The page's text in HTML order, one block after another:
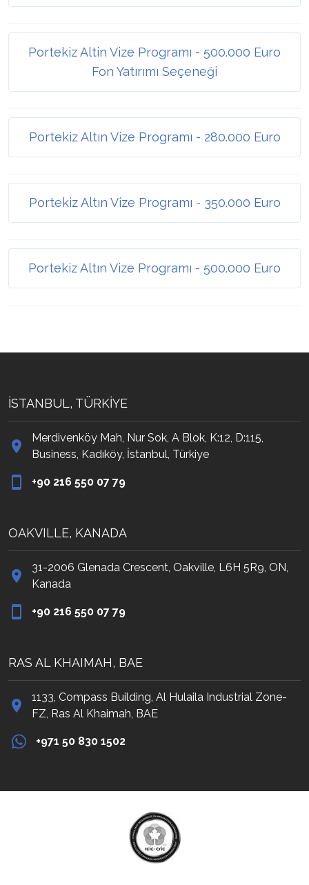
Portekiz Altin Vize Programı - 500.000 Euro
Fon Yatırımı Seçeneği
Portekiz Altın Vize Programı - 280.000 Euro
Portekiz Altın Vize Programı - 350.000 Euro
Portekiz Altın Vize Programı - 500.000 Euro
İSTANBUL, TÜRKİYE
Merdivenköy Mah, Nur Sok, A Blok, K:12, D:115,
Business, Kadıköy, İstanbul, Türkiye
‭+90 216 550 07 79‬
OAKVILLE, KANADA
31-2006 Glenada Crescent, Oakville, L6H 5R9, ON,
Kanada
‭+90 216 550 07 79‬
RAS AL KHAIMAH, BAE
1133, Compass Building, Al Hulaila Industrial Zone-
FZ, Ras Al Khaimah, BAE
+971 50 830 1502